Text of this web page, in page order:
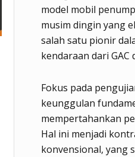
model mobil
musim dingin yang
salah satu pionir
kendaraan dari GAC
Fokus pada
keunggulan
mempertahankan
Hal ini menjadi
konvensional, yang